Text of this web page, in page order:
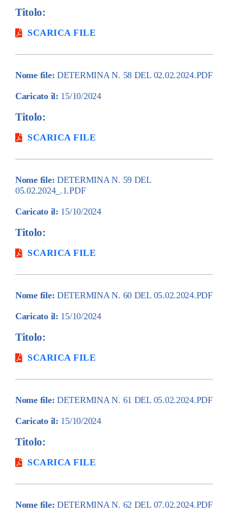
Titolo:
SCARICA FILE
Nome file: DETERMINA N. 58 DEL 02.02.2024.PDF
Caricato il: 15/10/2024
Titolo:
SCARICA FILE
Nome file: DETERMINA N. 59 DEL
05.02.2024_.1.PDF
Caricato il: 15/10/2024
Titolo:
SCARICA FILE
Nome file: DETERMINA N. 60 DEL 05.02.2024.PDF
Caricato il: 15/10/2024
Titolo:
SCARICA FILE
Nome file: DETERMINA N. 61 DEL 05.02.2024.PDF
Caricato il: 15/10/2024
Titolo:
SCARICA FILE
Nome file: DETERMINA N. 62 DEL 07.02.2024.PDF